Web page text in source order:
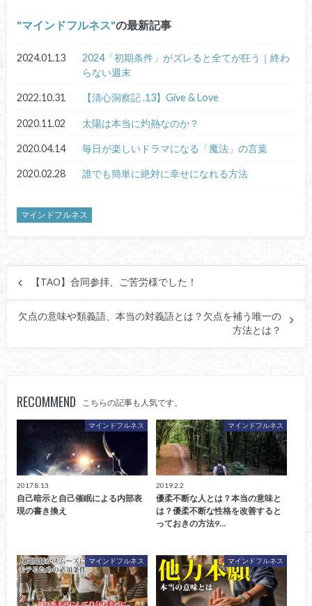
マインドフルネス の最新記事
2024.01.13
2024「初期条件」がズレると全てが狂う｜終わ
らない週末
2022.10.31 【清心洞察記 .13】Give & Love
2020.11.02 太陽は本当に灼熱なのか？
2020.04.14 毎日が楽しいドラマになる「魔法」の言葉
2020.02.28 誰でも簡単に絶対に幸せになれる方法
マインドフルネス
【TAO】合同参拝、ご苦労様でした！
欠点の意味や類義語、本当の対義語とは？欠点を補う唯一の
方法とは？
RECOMMEND こちらの記事も人気です。
マインドフルネス
2017.8.13
自己暗示と自己催眠による内部表
現の書き換え
マインドフルネス
2019.2.2
優柔不断な人とは？本当の意味と
は？優柔不断な性格を改善すると
っておきの方法9…
マインドフルネス マインドフルネス